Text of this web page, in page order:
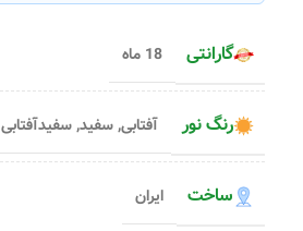
گارانتی 18 ماه
رنگ نور آفتابی,سفید,سفیدآفتابی
ساخت ایران